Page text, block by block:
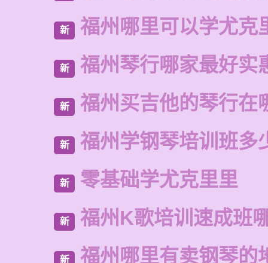
新 福州哪里可以学尤克
新 福州琴行哪家最好实
新 福州买吉他的琴行在
新 福州学钢琴培训班多
新 零基础学尤克里里
新 福州K歌培训速成班
新 福州哪里有卖钢琴的